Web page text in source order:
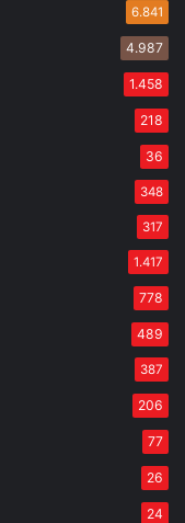
6.841
4.987
1.458
218
36
348
317
1.417
778
489
387
206
77
26
24